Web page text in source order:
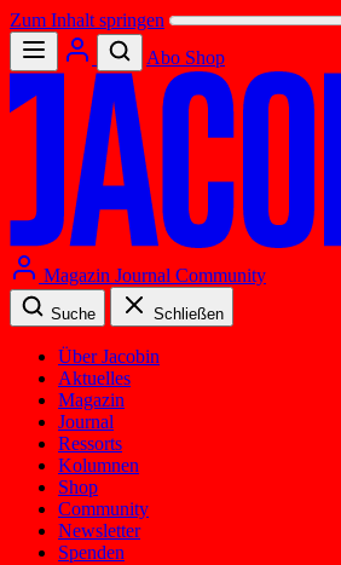
Zum Inhalt springen
Abo Shop
Magazin Journal Community
Suche Schließen
Über Jacobin
Aktuelles
Magazin
Journal
Ressorts
Kolumnen
Shop
Community
Newsletter
Spenden